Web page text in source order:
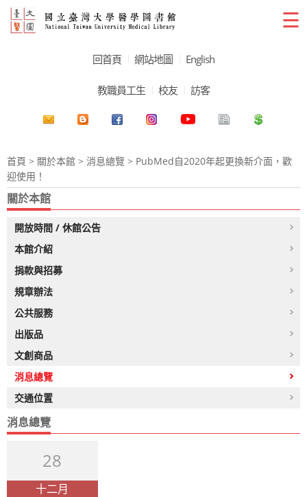
☰
回首頁 網站地圖 English
教職員工生 校友 訪客
首頁 > 關於本館 > 消息總覽 > PubMed自2020年起更換新介面，歡
迎使用！
關於本館
開放時間 / 休館公告
本館介紹
捐款與招募
規章辦法
公共服務
出版品
文創商品
消息總覽
交通位置
消息總覽
28
十二月